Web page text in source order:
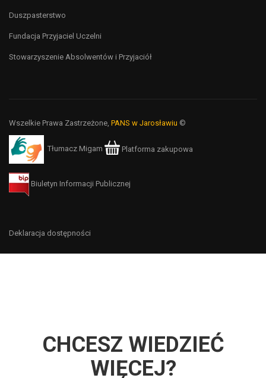
Duszpasterstwo
Fundacja Przyjaciel Uczelni
Stowarzyszenie Absolwentów i Przyjaciół
Wszelkie Prawa Zastrzeżone, PANS w Jarosławiu ©
Tłumacz Migam Platforma zakupowa
Biuletyn Informacji Publicznej
Deklaracja dostępności
CHCESZ WIEDZIEĆ
WIĘCEJ?